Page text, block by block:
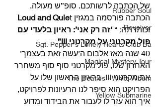
Rubber Soul
Revolver
Sgt. Pepper's Lonely Hearts Club Ba
Magical Mystery Tour
The Beatles - White Album
Yellow Submarine
של הכתבה לרשותכם. סופ”ש מעולה.
הכתבה פורסמה במגזין Loud and Quie
וכותרתה: “ ‘זה רק אני’: ראיון בלעדי עם
פול מקרטני על מקרטני III”.
40 שנה מאז אלבום ה’עשה זאת בעצמך’
האחרון שלו, פול מקרטני סוף סוף משחרר
את מקרטני III. בראיון הראשון שלו על
הפרויקט הוא סיפר לנו הרעיונות לפרויקט,
איך הוא עזר לו לעבור את הבידוד ומדוע